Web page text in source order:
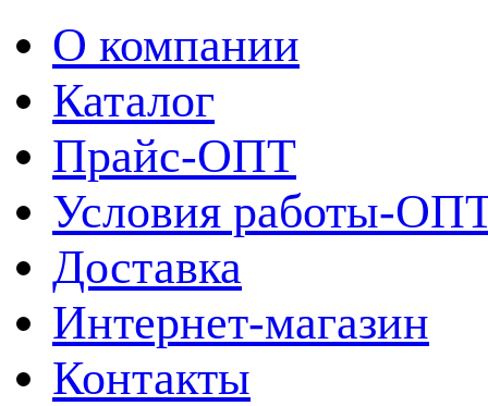
О компании
Каталог
Прайс-ОПТ
Условия работы-
Доставка
Интернет-магазин
Контакты